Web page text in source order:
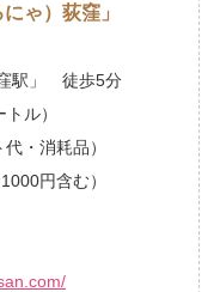
ゃ）荻窪」
駅」 徒歩5分
ル）
・消耗品）
円含む）